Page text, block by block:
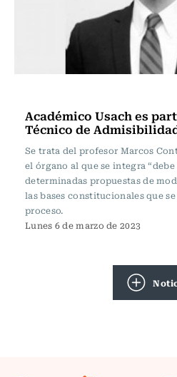
Académico Usach es
Técnico de
Se trata del profesor Marcos
el órgano al que se integra
determinadas propuestas de
las bases constitucionales que
proceso.
Lunes 6 de marzo de 2023